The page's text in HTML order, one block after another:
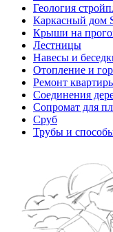
Геология
Каркасный дом
Крыши на
Лестницы
Навесы и
Отопление и
Ремонт
Соединения
Сопромат для
Сруб
Трубы и